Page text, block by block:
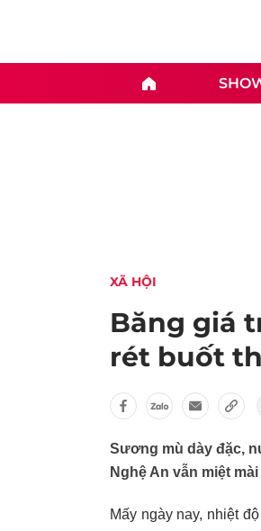
XÃ HỘI
Băng giá
rét buốt
Sương mù dày đặc,
Nghệ An vẫn miệt
Mấy ngày nay, nhiệt